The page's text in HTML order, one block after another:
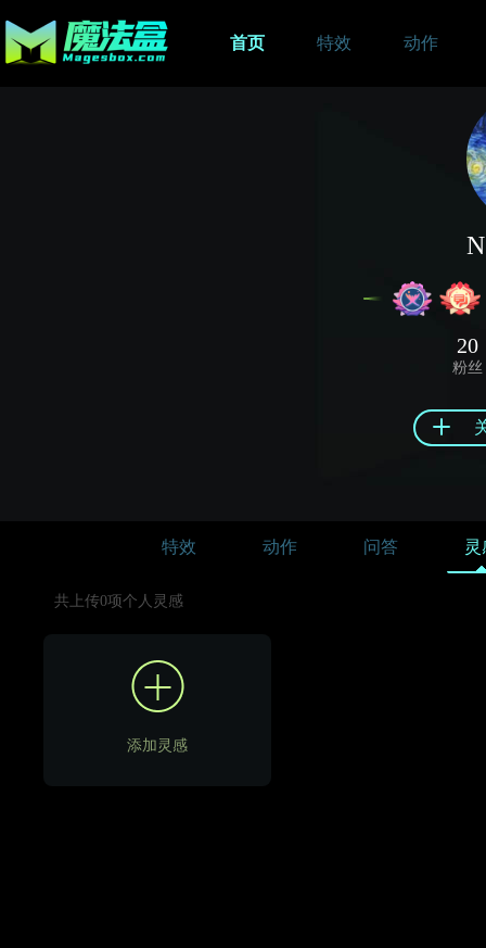
首页 特效 动作
20
粉丝
特效 动作 问答 灵
共上传0项个人灵感
添加灵感